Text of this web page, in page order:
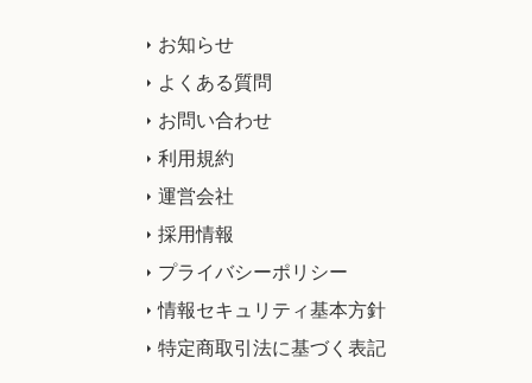
お知らせ
よくある質問
お問い合わせ
利用規約
運営会社
採用情報
プライバシーポリシー
情報セキュリティ基本方針
特定商取引法に基づく表記